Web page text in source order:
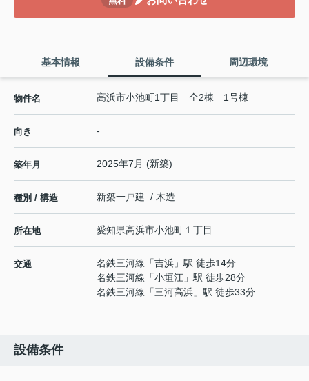
基本情報 設備条件 周辺環境
物件名 高浜市小池町1丁目 全2棟 1号棟
向き -
築年月 2025年7月 (新築)
種別 / 構造 新築一戸建 / 木造
所在地 愛知県高浜市小池町 １丁目
交通 名鉄三河線 「吉浜 」駅 徒歩14分
名鉄三河線 「小垣江 」駅 徒歩28分
名鉄三河線 「三河高浜 」駅 徒歩33分
設備条件